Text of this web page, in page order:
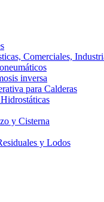
Comerciales,
inversa
para Calderas
y Cisterna
y Lodos